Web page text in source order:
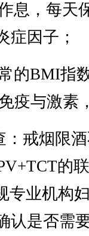
息，每天
症因子；
的BMI指
疫与激素
戒烟限
的
专业机构
认是否需